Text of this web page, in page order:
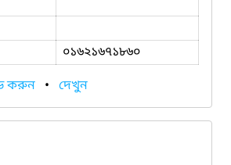
০১৬২১৬৭১৮৬০
করুন • দেখুন